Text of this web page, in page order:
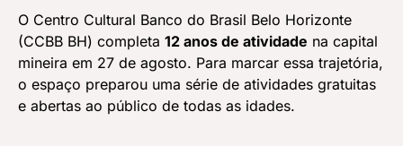
O Centro Cultural Banco do Brasil Belo Horizonte
(CCBB BH) completa 12 anos de atividade na capital
mineira em 27 de agosto. Para marcar essa trajetória,
o espaço preparou uma série de atividades gratuitas
e abertas ao público de todas as idades.